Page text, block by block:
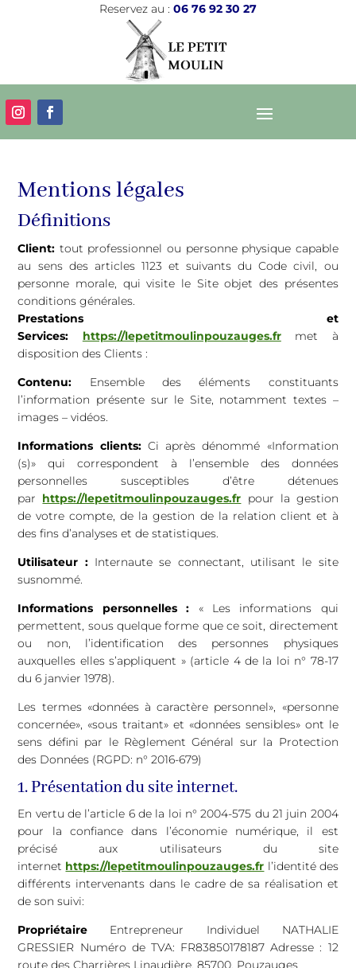
Reservez au : 06 76 92 30 27
Mentions légales
Définitions
Client: tout professionnel ou personne physique capable
au sens des articles 1123 et suivants du Code civil, ou
personne morale, qui visite le Site objet des présentes
conditions générales.
Prestations et
Services:
https://lepetitmoulinpouzauges.fr
met à
disposition des Clients :
Contenu:
Ensemble des éléments constituants
l’information présente sur le Site, notamment textes –
images – vidéos.
Informations clients: Ci après dénommé «Information
(s)» qui correspondent à l’ensemble des données
personnelles susceptibles d’être détenues
par https://lepetitmoulinpouzauges.fr pour la gestion
de votre compte, de la gestion de la relation client et à
des fins d’analyses et de statistiques.
Utilisateur : Internaute se connectant, utilisant le site
susnommé.
Informations personnelles :
« Les informations qui
permettent, sous quelque forme que ce soit, directement
ou non, l’identification des personnes physiques
auxquelles elles s’appliquent » (article 4 de la loi n° 78-17
du 6 janvier 1978).
Les termes «données à caractère personnel», «personne
concernée», «sous traitant» et «données sensibles» ont le
sens défini par le Règlement Général sur la Protection
des Données (RGPD: n° 2016-679)
1. Présentation du site internet.
En vertu de l’article 6 de la loi n° 2004-575 du 21 juin 2004
pour la confiance dans l’économie numérique, il est
précisé aux utilisateurs du site
internet https://lepetitmoulinpouzauges.fr l’identité des
différents intervenants dans le cadre de sa réalisation et
de son suivi:
Propriétaire
Entrepreneur Individuel NATHALIE
GRESSIER Numéro de TVA: FR83850178187 Adresse : 12
route des Charrières Linaudière, 85700, Pouzauges